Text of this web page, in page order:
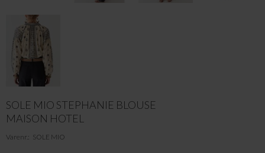
SOLE MIO STEPHANIE BLOUSE
MAISON HOTEL
Varenr. SOLE MIO